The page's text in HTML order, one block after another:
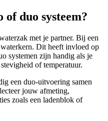
of duo systeem?
met je partner. Bij een
Dit heeft invloed op
systemen zijn handig als je
of temperatuur.
een duo-uitvoering samen
jouw afmeting,
zoals een ladenblok of